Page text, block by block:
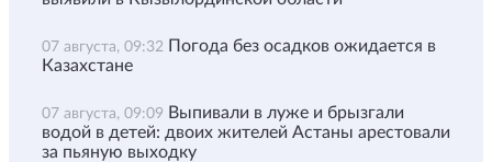
07 августа, 09:32 Погода без осадков ожидается в
Казахстане
07 августа, 09:09 Выпивали в луже и брызгали
водой в детей: двоих жителей Астаны арестовали
за пьяную выходку